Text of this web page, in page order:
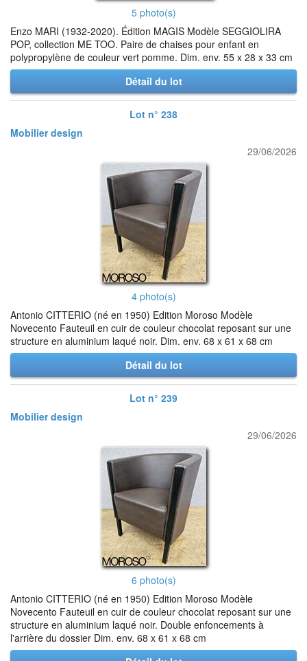
5 photo(s)
Enzo MARI (1932-2020). Édition MAGIS Modèle SEGGIOLIRA
POP, collection ME TOO. Paire de chaises pour enfant en
polypropylène de couleur vert pomme. Dim. env. 55 x 28 x 33 cm
Détail du lot
Lot n° 238
Mobilier design
29/06/2026
4 photo(s)
Antonio CITTERIO (né en 1950) Edition Moroso Modèle
Novecento Fauteuil en cuir de couleur chocolat reposant sur une
structure en aluminium laqué noir. Dim. env. 68 x 61 x 68 cm
Détail du lot
Lot n° 239
Mobilier design
29/06/2026
6 photo(s)
Antonio CITTERIO (né en 1950) Edition Moroso Modèle
Novecento Fauteuil en cuir de couleur chocolat reposant sur une
structure en aluminium laqué noir. Double enfoncements à
l'arrière du dossier Dim. env. 68 x 61 x 68 cm